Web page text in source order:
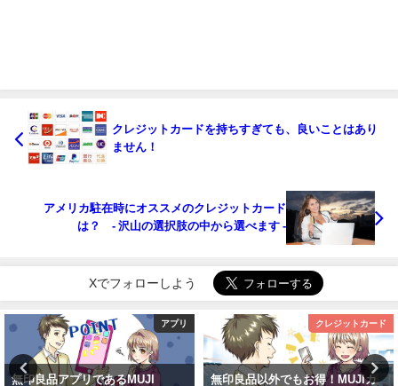
クレジットカードを持ちすぎても、良いことはあり
ません！
アメリカ駐在時にオススメのクレジットカード
は？ - 沢山の選択肢の中から選べます -
Xでフォローしよう
アプリ
無印良品アプリであるMUJI
クレジットカード
無印良品以外でもお得！MUJIカ